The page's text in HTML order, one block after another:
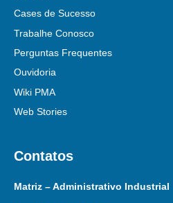
Cases de Sucesso
Trabalhe Conosco
Perguntas Frequentes
Ouvidoria
Wiki PMA
Web Stories
Contatos
Matriz – Administrativo Industrial